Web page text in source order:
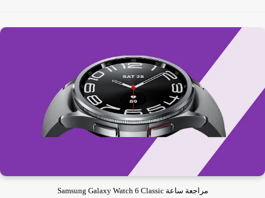
مراجعة ساعة Samsung Galaxy Watch 6 Classic